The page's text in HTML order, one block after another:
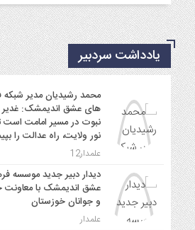
یادداشت سردبیر
محمد رشیدیان مدیر شبکه
های عشق اندیمشک: غدیر
نبوت در مسیر امامت است
نور ولایت، راه عدالت را
علمدار12
دیدار دبیر جدید موسسه
عشق اندیمشک با معاونت
و جوانان خوزستان
علمدار